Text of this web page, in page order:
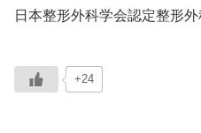
日本整形外科学会認定整形
+24